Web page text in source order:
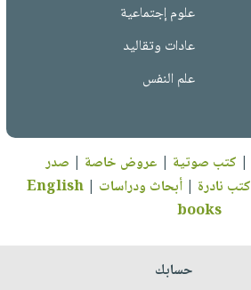
علوم إجتماعية
عادات وتقاليد
علم النفس
| كتب صوتية | عروض خاصة | صدر
كتب نادرة |أبحاث ودراسات |
English
books
حسابك